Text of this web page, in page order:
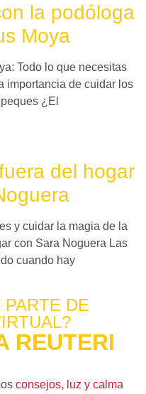
la podóloga
Moya
Todo lo que necesitas
importancia de cuidar los
¿El
del hogar
y cuidar la magia de la
con Sara Noguera Las
cuando hay
DE
REUTERI
consejos, luz y calma